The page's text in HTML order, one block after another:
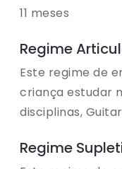
11 meses
Regime
Este regime de
criança estudar
disciplinas,
Regime